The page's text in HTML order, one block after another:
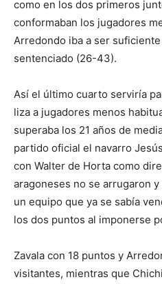
como en los dos primeros
conformaban los jugadores
Arredondo iba a ser
sentenciado (26-43).
Así el último cuarto serviría
liza a jugadores menos
superaba los 21 años de
partido oficial el navarro
con Walter de Horta como
aragoneses no se arrugaron
un equipo que ya se sabía
los dos puntos al imponerse
Zavala con 18 puntos y
visitantes, mientras que